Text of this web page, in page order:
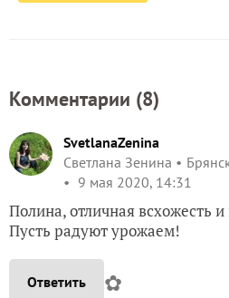
Комментарии (8)
SvetlanaZenina
Светлана Зенина
9 мая 2020, 14:31
Полина, отличная всхожесть
Пусть радуют урожаем!
Ответить ✿